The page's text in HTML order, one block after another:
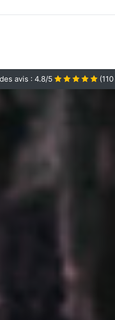
avis : 4.8/5 (110